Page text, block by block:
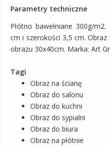
Parametry techniczne
Płótno bawełniane 300g/
cm i szerokości 3,5 cm.
obrazu 30x40cm. Marka: Art
Tagi
Obraz na ścianę
Obraz do salonu
Obraz do kuchni
Obraz do sypialni
Obraz do biura
Obraz na płótnie